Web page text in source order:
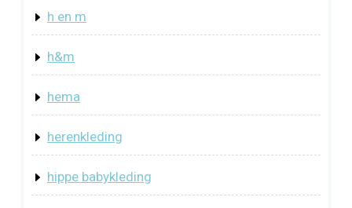
h en m
h&m
hema
herenkleding
hippe babykleding